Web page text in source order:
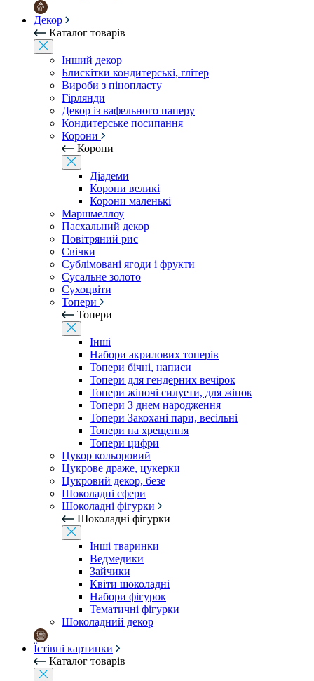
Декор
Каталог товарів
Інший декор
Блискітки кондитерські, глітер
Вироби з пінопласту
Гірлянди
Декор із вафельного паперу
Кондитерське посипання
Корони
Корони
Діадеми
Корони великі
Корони маленькі
Маршмеллоу
Пасхальний декор
Повітряний рис
Свічки
Сублімовані ягоди і фрукти
Сусальне золото
Сухоцвіти
Топери
Топери
Інші
Набори акрилових топерів
Топери бічні, написи
Топери для гендерних вечірок
Топери жіночі силуети, для жінок
Топери З днем ​​народження
Топери Закохані пари, весільні
Топери на хрещення
Топери цифри
Цукор кольоровий
Цукрове драже, цукерки
Цукровий декор, безе
Шоколадні сфери
Шоколадні фігурки
Шоколадні фігурки
Інші тваринки
Ведмедики
Зайчики
Квіти шоколадні
Набори фігурок
Тематичні фігурки
Шоколадний декор
Їстівні картинки
Каталог товарів